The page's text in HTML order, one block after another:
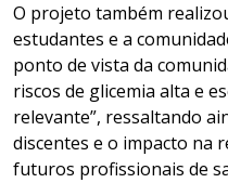
O projeto também
estudantes e a
ponto de vista da
riscos de glicemia alta e
relevante”, ressaltando
discentes e o impacto na
futuros profissionais de